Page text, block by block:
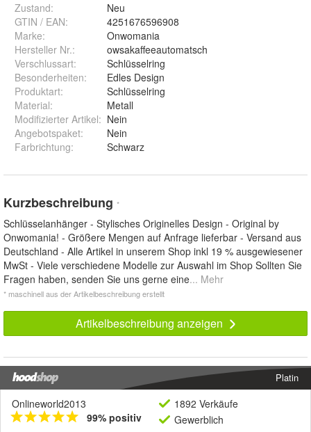
Zustand:
Neu
GTIN / EAN:
4251676596908
Marke:
Onwomania
Hersteller Nr.:
owsakaffeeautomatsch
Verschlussart:
Schlüsselring
Besonderheiten:
Edles Design
Produktart:
Schlüsselring
Material:
Metall
Modifizierter Artikel: Nein
Angebotspaket:
Nein
Farbrichtung: Schwarz
Kurzbeschreibung *
Schlüsselanhänger - Stylisches Originelles Design - Original by
Onwomania! - Größere Mengen auf Anfrage lieferbar - Versand aus
Deutschland - Alle Artikel in unserem Shop inkl 19 % ausgewiesener
MwSt - Viele verschiedene Modelle zur Auswahl im Shop Sollten Sie
Fragen haben, senden Sie uns gerne eine... Mehr
* maschinell aus der Artikelbeschreibung erstellt
Artikelbeschreibung anzeigen
Platin
Onlineworld2013
99% positiv
1892 Verkäufe
Gewerblich